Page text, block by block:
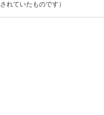
れていたものです）